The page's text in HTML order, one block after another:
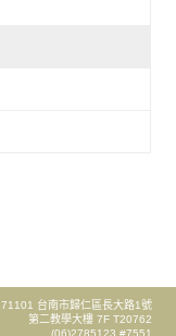
71101 台南市歸仁區長大路1號
第二教學大樓 7F T20762